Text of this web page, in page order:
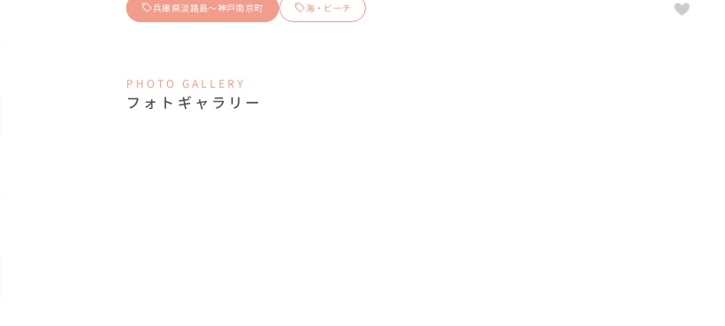
兵庫県淡路島～神戸南京町 海・ビーチ
PHOTO GALLERY
フォトギャラリー